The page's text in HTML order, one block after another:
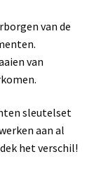
van de
van
sleutelset
aan al
het verschil!